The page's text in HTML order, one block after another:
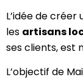
L’idée de
les artisans
ses clients, est
L’objectif de